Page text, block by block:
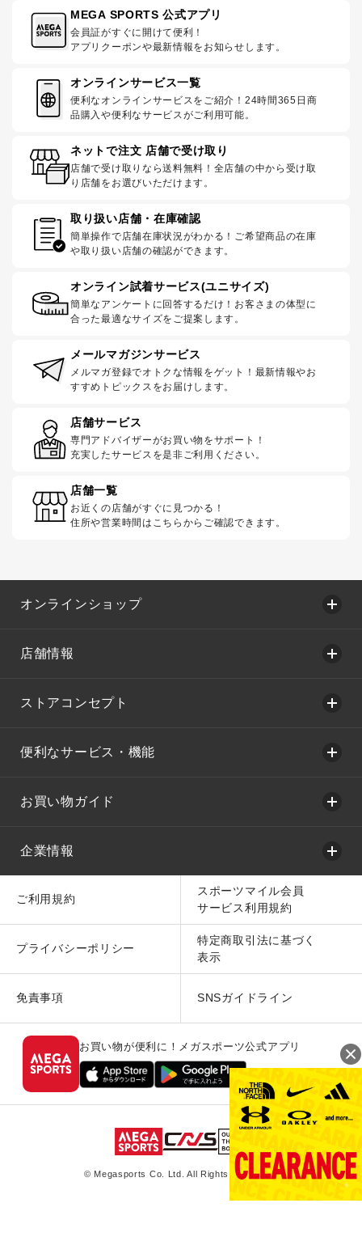
MEGA SPORTS 公式アプリ
会員証がすぐに開けて便利！
アプリクーポンや最新情報をお知らせします。
オンラインサービス一覧
便利なオンラインサービスをご紹介！24時間365日商
品購入や便利なサービスがご利用可能。
ネットで注文 店舗で受け取り
店舗で受け取りなら送料無料！全店舗の中から受け取
り店舗をお選びいただけます。
取り扱い店舗・在庫確認
簡単操作で店舗在庫状況がわかる！ご希望商品の在庫
や取り扱い店舗の確認ができます。
オンライン試着サービス(ユニサイズ)
簡単なアンケートに回答するだけ！お客さまの体型に
合った最適なサイズをご提案します。
メールマガジンサービス
メルマガ登録でオトクな情報をゲット！最新情報やお
すすめトピックスをお届けします。
店舗サービス
専門アドバイザーがお買い物をサポート！
充実したサービスを是非ご利用ください。
店舗一覧
お近くの店舗がすぐに見つかる！
住所や営業時間はこちらからご確認できます。
オンラインショップ
店舗情報
ストアコンセプト
便利なサービス・機能
お買い物ガイド
企業情報
ご利用規約
スポーツマイル会員
サービス利用規約
プライバシーポリシー
特定商取引法に基づく
表示
免責事項 SNSガイドライン
お買い物が便利に！メガスポーツ公式アプリ
© Megasports Co. Ltd. All Rights Reserved.